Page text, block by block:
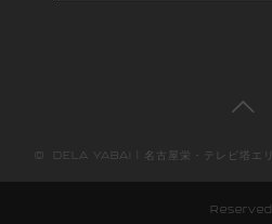

DELA YABAI | 名古屋栄・テレビ塔エ
Reserved.